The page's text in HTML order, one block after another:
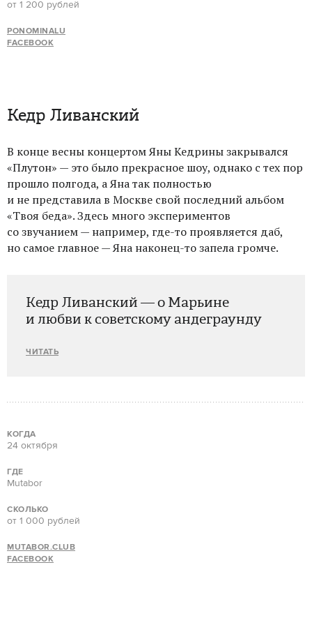
от 1 200 рублей
PONOMINALU
FACEBOOK
Кедр Ливанский
В конце весны концертом Яны Кедрины закрывался
«Плутон» — это было прекрасное шоу, однако с тех пор
прошло полгода, а Яна так полностью
и не представила в Москве свой последний альбом
«Твоя беда». Здесь много экспериментов
со звучанием — например, где-то проявляется даб,
но самое главное — Яна наконец-то запела громче.
Кедр Ливанский — о Марьине
и любви к советскому андеграунду
ЧИТАТЬ
КОГДА
24 октября
ГДЕ
Mutabor
СКОЛЬКО
от 1 000 рублей
MUTABOR.CLUB
FACEBOOK